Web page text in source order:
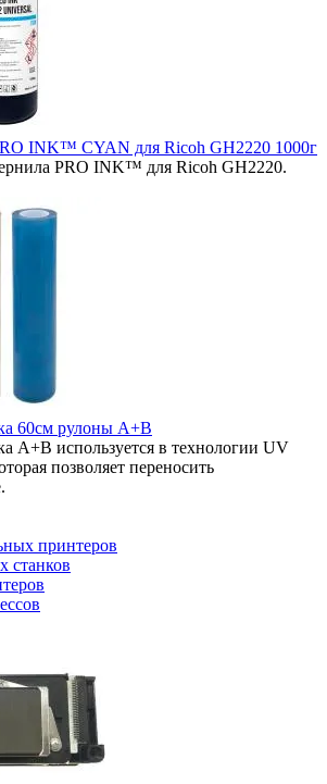
INK™ CYAN для Ricoh GH2220 1000г
PRO INK™ для Ricoh GH2220.
60см рулоны A+B
A+B используется в технологии UV
позволяет переносить
принтеров
станков